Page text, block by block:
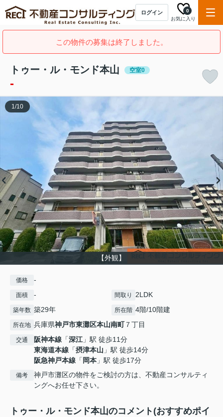
ログイン
お気に入り
0
この物件の募集は終了しました。
トゥー・ル・モンド本山 空室0
-
【外観】
1/10
価格 -
面積 - 間取り 2LDK
築年数 築29年 所在階 4階/10階建
所在地 兵庫県神戸市東灘区本山南町７丁目
交通 阪神本線 「深江」駅 徒歩11分
東海道本線 「摂津本山 」駅 徒歩14分
阪急神戸本線 「 岡本 」駅 徒歩17分
備考
神戸市灘区の物件をご検討の方は、不動産コンサルティ
ングへお任せ下さい。
トゥー・ル・モンド本山のコメント(おすすめポイ